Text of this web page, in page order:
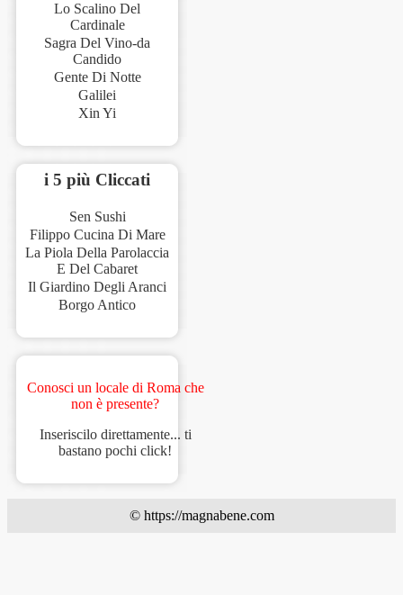
Lo Scalino Del
Cardinale
Sagra Del Vino-da
Candido
Gente Di Notte
Galilei
Xin Yi
i 5 più Cliccati
Sen Sushi
Filippo Cucina Di Mare
La Piola Della Parolaccia
E Del Cabaret
Il Giardino Degli Aranci
Borgo Antico
Conosci un locale di Roma che
non è presente?
Inseriscilo direttamente... ti
bastano pochi click!
© https://magnabene.com